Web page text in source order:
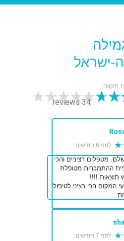
ישראל
34 reviews
לפני 6 חודשים
מטפלים רציניים והכי
ההתמכרות מטופלת
תוצאות !!!!
המקום הכי רציני לטיפול
לפני 7 חודשים